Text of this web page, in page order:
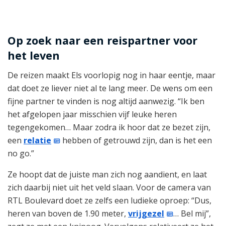
Op zoek naar een reispartner voor
het leven
De reizen maakt Els voorlopig nog in haar eentje, maar
dat doet ze liever niet al te lang meer. De wens om een
fijne partner te vinden is nog altijd aanwezig. “Ik ben
het afgelopen jaar misschien vijf leuke heren
tegengekomen… Maar zodra ik hoor dat ze bezet zijn,
een relatie
hebben of getrouwd zijn, dan is het een
no go.”
Ze hoopt dat de juiste man zich nog aandient, en laat
zich daarbij niet uit het veld slaan. Voor de camera van
RTL Boulevard doet ze zelfs een ludieke oproep: “Dus,
heren van boven de 1.90 meter, vrijgezel
… Bel mij”,